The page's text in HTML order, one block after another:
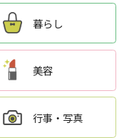
暮らし
美容
行事・写真